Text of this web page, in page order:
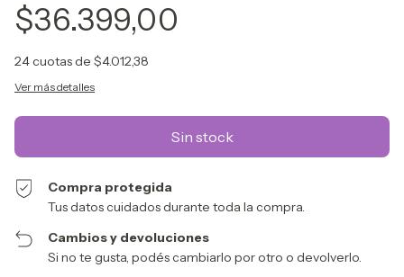
$36.399,00
24cuotas de $4.012,38
Ver más detalles
Compra protegida
Tus datos cuidados durante toda la compra.
Cambios y devoluciones
Si no te gusta, podés cambiarlo por otro o devolverlo.